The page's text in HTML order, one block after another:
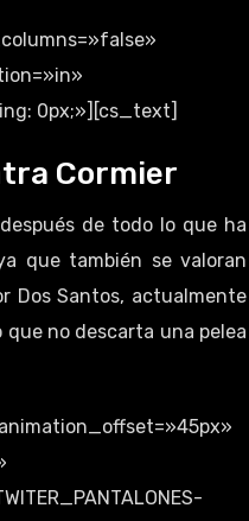
0px;»][cs_text]
Cormier
de todo lo que ha
que también se valoran
Dos Santos, actualmente
no descarta una pelea